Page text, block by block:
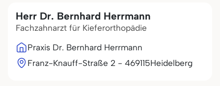
Herr Dr. Bernhard Herrmann
Fachzahnarzt für Kieferorthopädie
Praxis Dr. Bernhard Herrmann
Franz-Knauff-Straße 2 - 469115Heidelberg